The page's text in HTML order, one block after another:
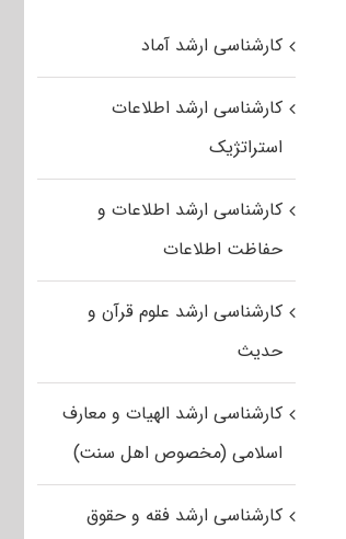
کارشناسی ارشد آماد
کارشناسی ارشد اطلاعات
استراتژیک
کارشناسی ارشد اطلاعات و
حفاظت اطلاعات
کارشناسی ارشد علوم قرآن و
حدیث
کارشناسی ارشد الهیات و معارف
اسلامی (مخصوص اهل سنت)
کارشناسی ارشد فقه و حقوق